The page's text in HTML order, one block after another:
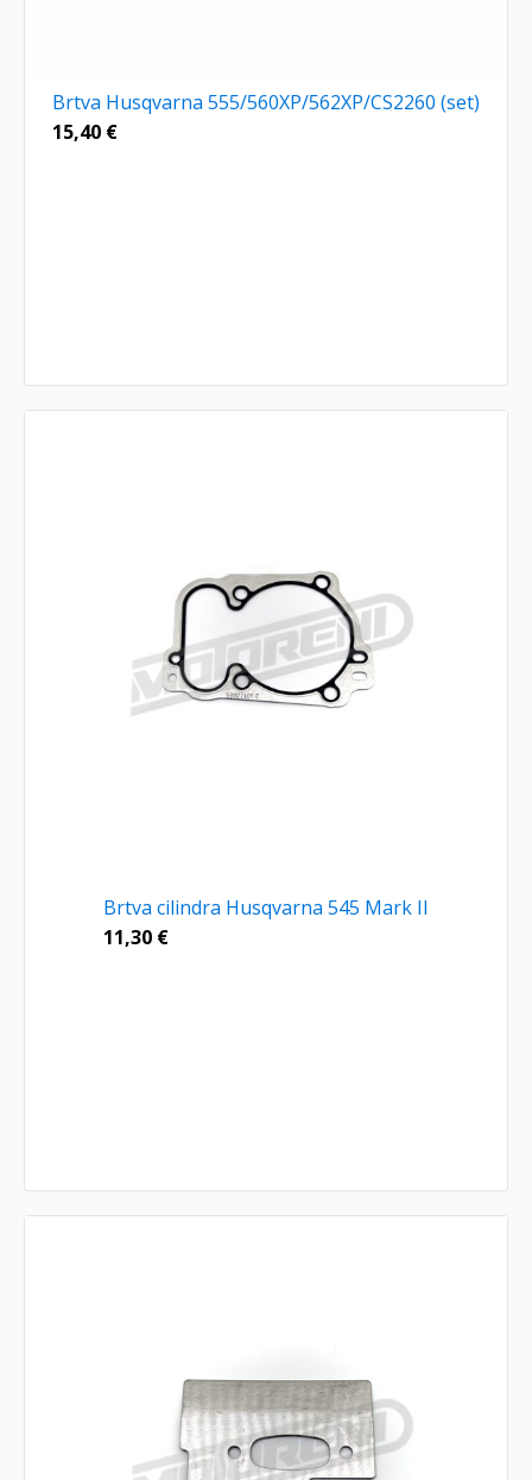
Brtva Husqvarna 555/560XP/562XP/CS2260 (set)
15,40 €
Brtva cilindra Husqvarna 545 Mark II
11,30 €